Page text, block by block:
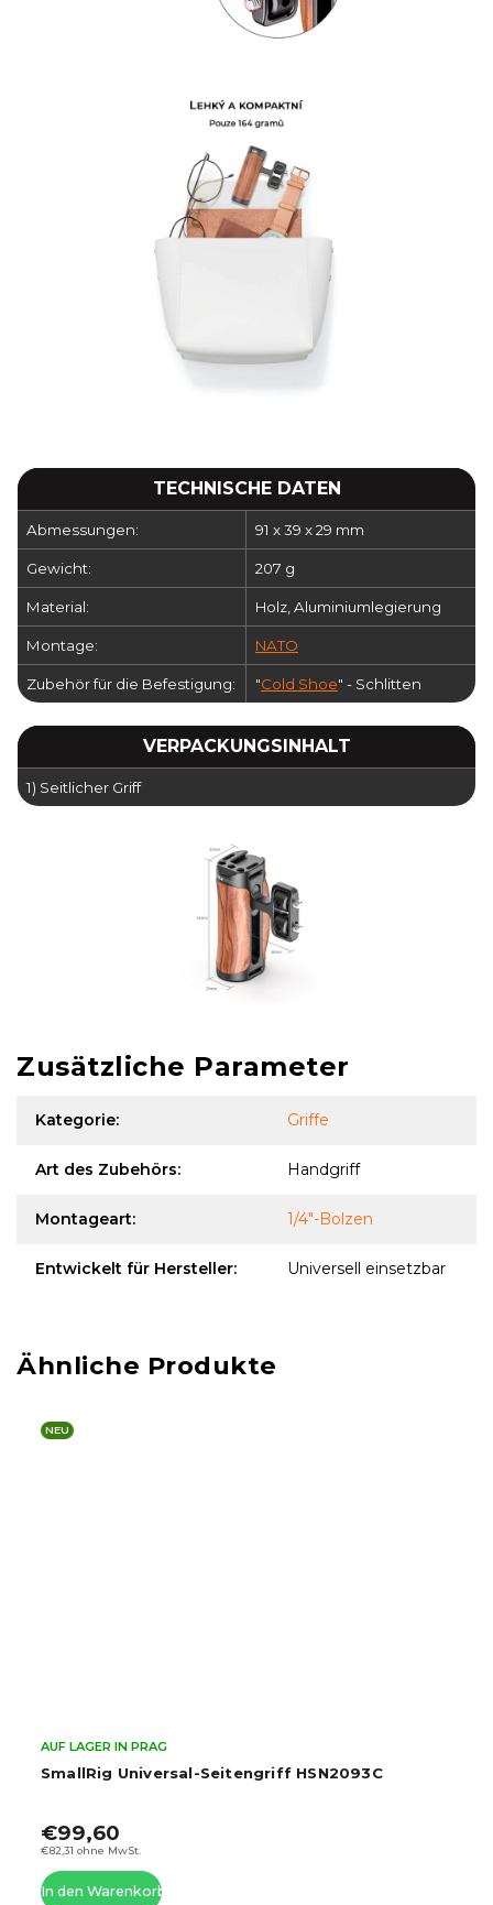
TECHNISCHE DATEN
Abmessungen: 91 x 39 x 29 mm
Gewicht: 207 g
Material: Holz, Aluminiumlegierung
Montage: NATO
Zubehör für die Befestigung: "Cold Shoe" - Schlitten
VERPACKUNGSINHALT
1) Seitlicher Griff
Zusätzliche Parameter
Kategorie: Griffe
Art des Zubehörs: Handgriff
Montageart: 1/4"-Bolzen
Entwickelt für Hersteller: Universell einsetzbar
NEU
SmallRig Universal-Seitengriff HSN2093C
AUF LAGER IN PRAG
€82,31 ohne MwSt.
€99,60
In den Warenkorb